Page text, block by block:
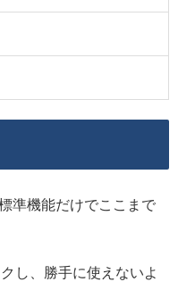
準機能だけでここまで
し、勝手に使えないよ